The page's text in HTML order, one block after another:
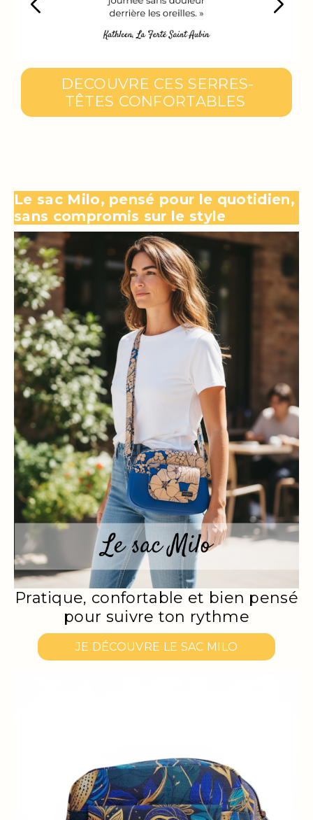
DECOUVRE CES SERRES-
TÊTES CONFORTABLES
Le sac Milo, pensé pour le quotidien,
sans compromis sur le style
Pratique, confortable et bien pensé
pour suivre ton rythme
JE DÉCOUVRE LE SAC MILO